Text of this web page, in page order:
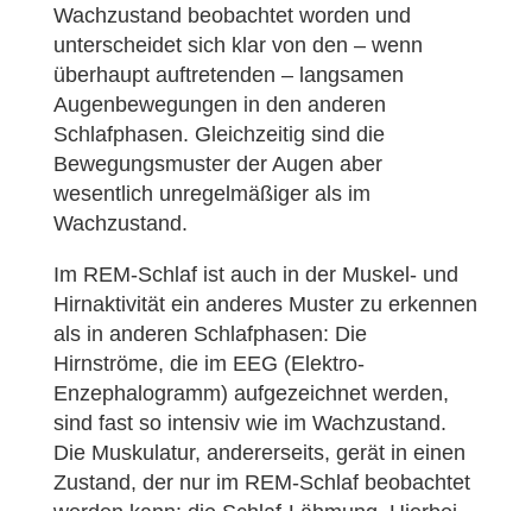
Wachzustand beobachtet worden und
unterscheidet sich klar von den – wenn
überhaupt auftretenden – langsamen
Augenbewegungen in den anderen
Schlafphasen. Gleichzeitig sind die
Bewegungsmuster der Augen aber
wesentlich unregelmäßiger als im
Wachzustand.
Im REM-Schlaf ist auch in der Muskel- und
Hirnaktivität ein anderes Muster zu erkennen
als in anderen Schlafphasen: Die
Hirnströme, die im EEG (Elektro-
Enzephalogramm) aufgezeichnet werden,
sind fast so intensiv wie im Wachzustand.
Die Muskulatur, andererseits, gerät in einen
Zustand, der nur im REM-Schlaf beobachtet